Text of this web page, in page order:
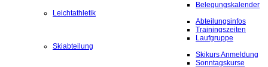
Belegungskalender
Leichtathletik
Abteilungsinfos
Trainingszeiten
Laufgruppe
Skiabteilung
Skikurs Anmeldung
Sonntagskurse